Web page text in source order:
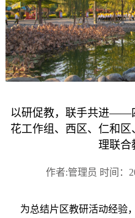
以研促教，联手共进——
花工作组、西区、仁和
理联合
作者:管理员 时间：
为总结片区教研活动经验